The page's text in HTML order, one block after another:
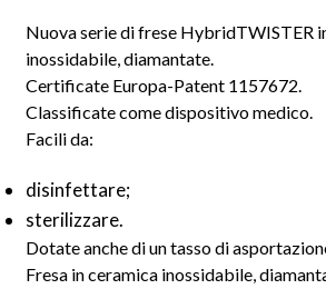
Nuova serie di frese HybridTWISTER
inossidabile, diamantate.
Certificate Europa-Patent 1157672.
Classificate come dispositivo medico.
Facili da:
disinfettare;
sterilizzare.
Dotate anche di un tasso di
Fresa in ceramica inossidabile,